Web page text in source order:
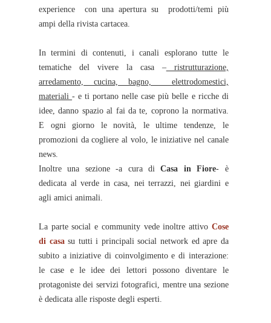
experience con una apertura su prodotti/temi più
ampi della rivista cartacea.
In termini di contenuti, i canali esplorano tutte le
tematiche del vivere la casa –ristrutturazione,
arredamento, cucina, bagno, elettrodomestici,
materiali- e ti portano nelle case più belle e ricche di
idee, danno spazio al fai da te, coprono la normativa.
E ogni giorno le novità, le ultime tendenze, le
promozioni da cogliere al volo, le iniziative nel canale
news.
Inoltre una sezione -a cura diCasa in Fiore- è
dedicata al verde in casa, nei terrazzi, nei giardini e
agli amici animali.
La parte social e community vede inoltre attivo Cose
di casasu tutti i principali social network ed apre da
subito a iniziative di coinvolgimento e di interazione:
le case e le idee dei lettori possono diventare le
protagoniste dei servizi fotografici, mentre una sezione
è dedicata alle risposte degli esperti.